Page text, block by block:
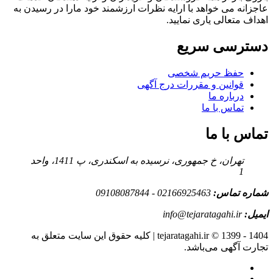
عاجزانه می خواهد با ارایه نظرات ارزشمند خود مارا در رسیدن به
اهداف متعالی یاری نمایید.
دسترسی سریع
حفظ حریم شخصی
قوانین و مقررات درج آگهی
درباره ما
تماس با ما
تماس با ما
تهران، خ جمهوری، نرسیده به اسکندری، پ 1411، واحد
1
شماره تماس: 02166925463 - 09108087844
ایمیل:info@tejaratagahi.ir
tejaratagahi.ir © 1399 - 1404 | کلیه حقوق این سایت متعلق به
تجارت آگهی می‌باشد.